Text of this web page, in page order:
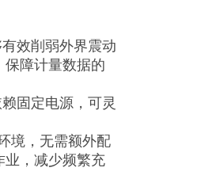
效削弱外界震动
保障计量数据的
固定电源，可灵
境，无需额外配
业，减少频繁充